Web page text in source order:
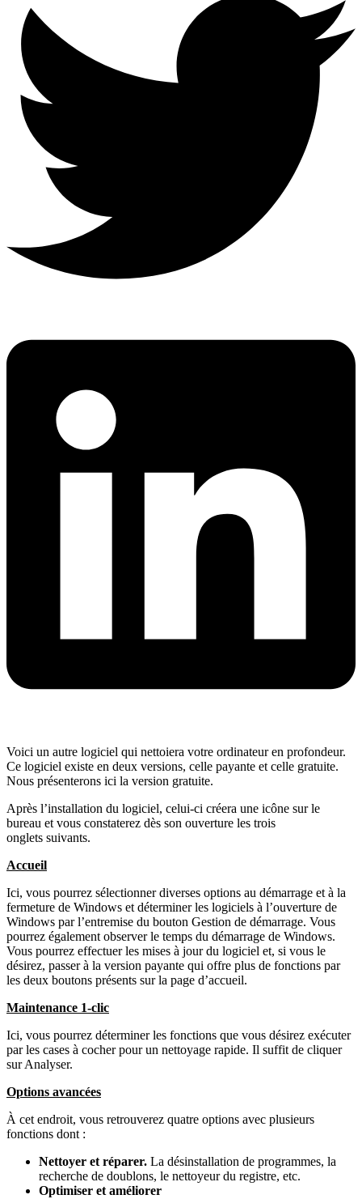
Voici un autre logiciel qui nettoiera votre ordinateur en profondeur.
Ce logiciel existe en deux versions, celle payante et celle gratuite.
Nous présenterons ici la version gratuite.
Après l’installation du logiciel, celui-ci créera une icône sur le
bureau et vous constaterez dès son ouverture les trois
onglets suivants.
Accueil
Ici, vous pourrez sélectionner diverses options au démarrage et à la
fermeture de Windows et déterminer les logiciels à l’ouverture de
Windows par l’entremise du bouton Gestion de démarrage. Vous
pourrez également observer le temps du démarrage de Windows.
Vous pourrez effectuer les mises à jour du logiciel et, si vous le
désirez, passer à la version payante qui offre plus de fonctions par
les deux boutons présents sur la page d’accueil.
Maintenance 1-clic
Ici, vous pourrez déterminer les fonctions que vous désirez exécuter
par les cases à cocher pour un nettoyage rapide. Il suffit de cliquer
sur Analyser.
Options avancées
À cet endroit, vous retrouverez quatre options avec plusieurs
fonctions dont :
Nettoyer et réparer. La désinstallation de programmes, la
recherche de doublons, le nettoyeur du registre, etc.
Optimiser et améliorer